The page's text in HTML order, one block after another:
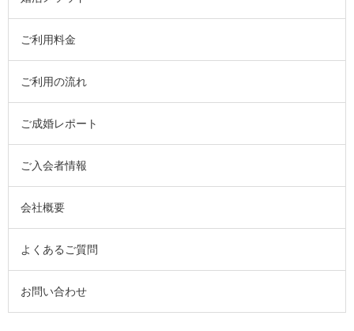
ご利用料金
ご利用の流れ
ご成婚レポート
ご入会者情報
会社概要
よくあるご質問
お問い合わせ